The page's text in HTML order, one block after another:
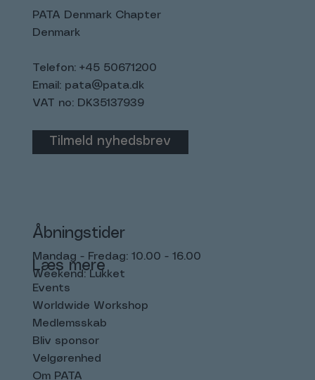
PATA Denmark Chapter
Denmark
Telefon: +45 50671200
Email: pata@pata.dk
VAT no: DK35137939
Tilmeld nyhedsbrev
Åbningstider
Mandag - Fredag: 10.00 - 16.00
Weekend: Lukket
Læs mere
Events
Worldwide Workshop
Medlemsskab
Bliv sponsor
Velgørenhed
Om PATA